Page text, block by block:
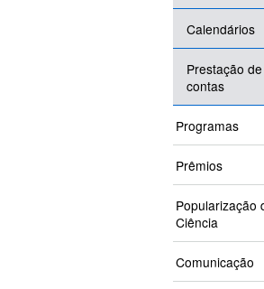
Calendários
Prestação de
contas
Programas
Prêmios
Popularização
Ciência
Comunicação